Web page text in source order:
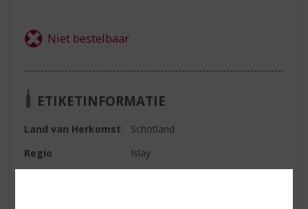
ETIKETINFORMATIE
Land van Herkomst
Schotland
Regio
Islay